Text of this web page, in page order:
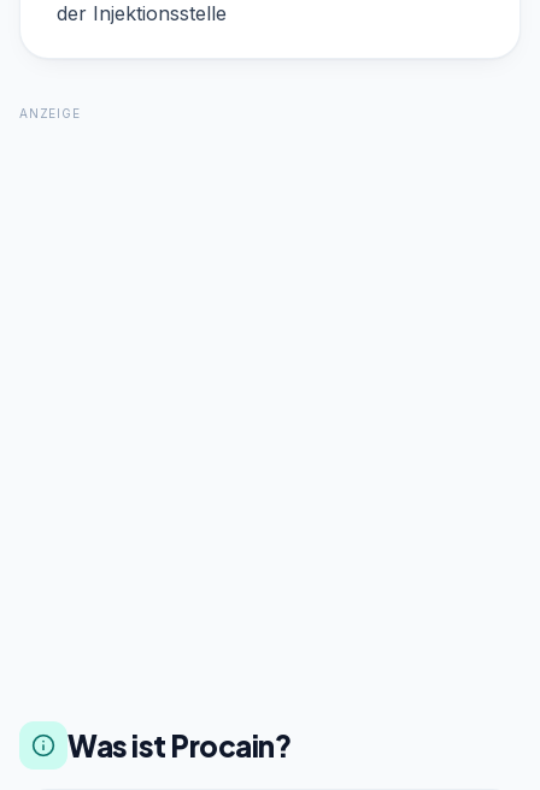
der Injektionsstelle
ANZEIGE
Was ist Procain?